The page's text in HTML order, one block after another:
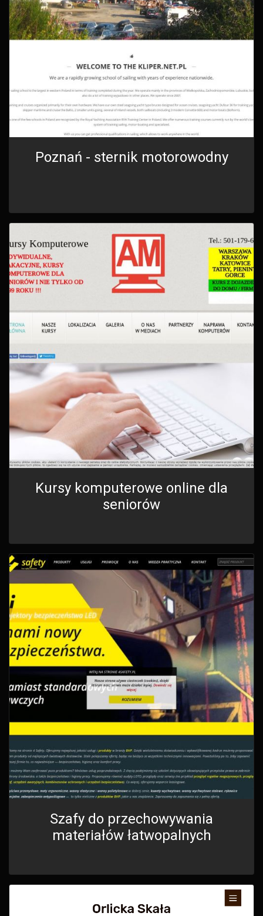
Poznań - sternik motorowodny
Kursy komputerowe online dla
seniorów
Szafy do przechowywania
materiałów łatwopalnych